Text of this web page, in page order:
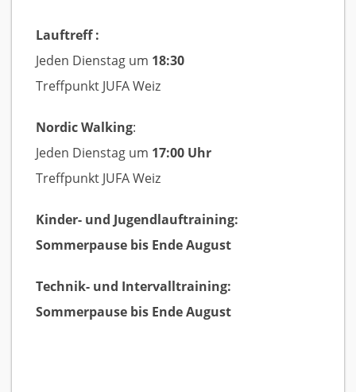
Lauftreff :
Jeden Dienstag um 18:30
Treffpunkt JUFA Weiz
Nordic Walking:
Jeden Dienstag um 17:00 Uhr
Treffpunkt JUFA Weiz
Kinder- und Jugendlauftraining:
Sommerpause bis Ende August
Technik- und Intervalltraining:
Sommerpause bis Ende August